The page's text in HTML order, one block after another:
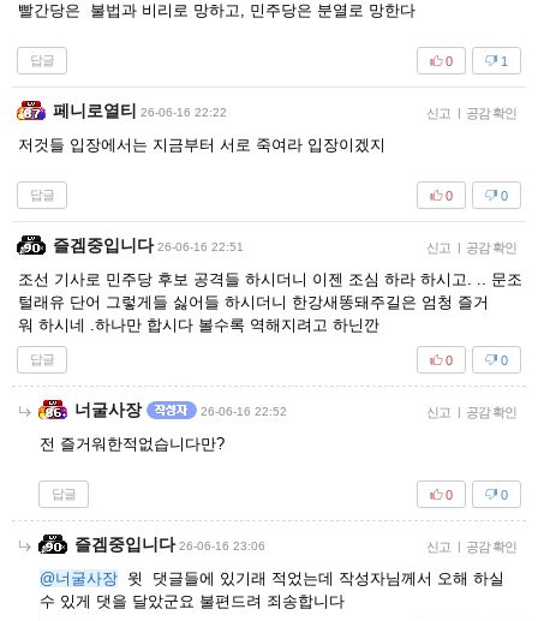
빨간당은 불법과 비리로 망하고, 민주당은 분열로 망한다
답글 1
0
페니로열티 26-06-16 22:22 신고 | 공감 확인
저것들 입장에서는 지금부터 서로 죽여라 입장이겠지
답글 0
0
즐겜중입니다 26-06-16 22:51 신고 | 공감 확인
조선 기사로 민주당 후보 공격들 하시더니 이젠 조심 하라 하시고. .. 문조
털래유 단어 그렇게들 싫어들 하시더니 한강새똥돼주길은 엄청 즐거
워 하시네 .하나만 합시다 볼수록 역해지려고 하닌깐
답글 0
0
너굴사장 26-06-16 22:52 신고 | 공감 확인
전 즐거워한적없습니다만?
답글 0
0
즐겜중입니다 26-06-16 23:06 신고 | 공감 확인
@너굴사장 윗 댓글들에 있기래 적었는데 작성자님께서 오해 하실
수 있게 댓을 달았군요 불편드려 죄송합니다